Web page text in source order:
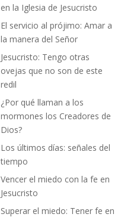
en la Iglesia de Jesucristo
El servicio al prójimo: Amar a
la manera del Señor
Jesucristo: Tengo otras
ovejas que no son de este
redil
¿Por qué llaman a los
mormones los Creadores de
Dios?
Los últimos días: señales del
tiempo
Vencer el miedo con la fe en
Jesucristo
Superar el miedo: Tener fe en